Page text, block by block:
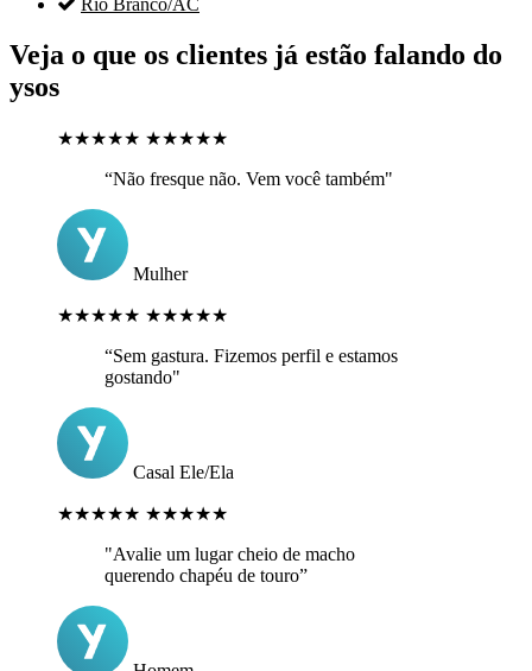
Rio Branco/AC
Veja o que os clientes já estão falando do
ysos
★★★★★ ★★★★★
“Não fresque não. Vem você também"
Mulher
★★★★★ ★★★★★
“Sem gastura. Fizemos perfil e estamos
gostando"
Casal Ele/Ela
★★★★★ ★★★★★
"Avalie um lugar cheio de macho
querendo chapéu de touro”